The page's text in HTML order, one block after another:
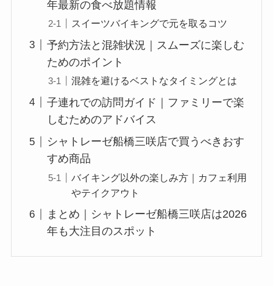
年最新の食べ放題情報
スイーツバイキングで元を取るコツ
予約方法と混雑状況｜スムーズに楽しむ
ためのポイント
混雑を避けるベストなタイミングとは
子連れでの訪問ガイド｜ファミリーで楽
しむためのアドバイス
シャトレーゼ船橋三咲店で買うべきおす
すめ商品
バイキング以外の楽しみ方｜カフェ利用
やテイクアウト
まとめ｜シャトレーゼ船橋三咲店は2026
年も大注目のスポット